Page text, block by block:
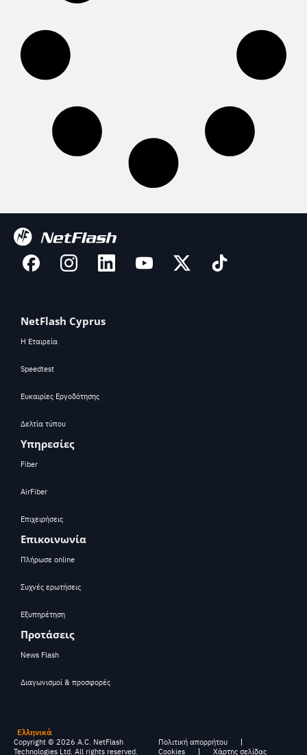
NetFlash Cyprus
Η Εταιρεία
Speedtest
Ευκαιρίες Εργοδότησης
Δελτία τύπου
Υπηρεσίες
Fiber
AirFiber
Επιχειρήσεις
Επικοινωνία
Πλήρωσε online
Συχνές ερωτήσεις
Εξυπηρέτηση
Προτάσεις
News Flash
Διαγωνισμοί & προσφορές
Copyright © 2026 A.C. NetFlash
Technologies Ltd. All rights reserved.
Πολιτική απορρήτου
Cookies
Χάρτης σελίδας
Ελληνικά